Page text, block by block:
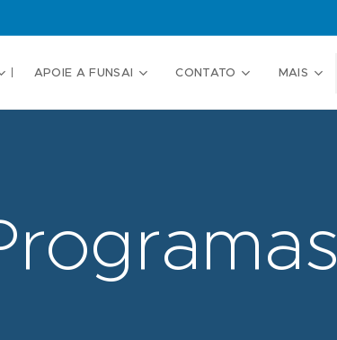
APOIE A FUNSAI CONTATO MAIS